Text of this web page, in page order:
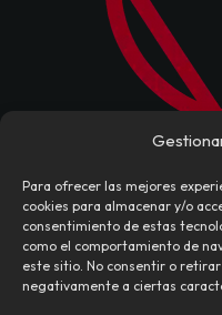
Para ofrecer las mejores
cookies para almacenar y/o
consentimiento de estas
como el comportamiento de
este sitio. No consentir o
negativamente a ciertas